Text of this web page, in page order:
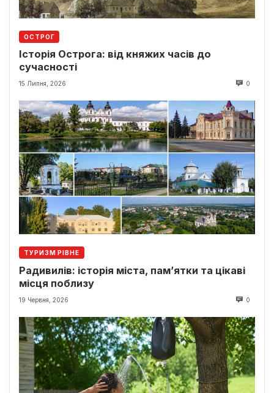
ОСТРОГ
Історія Острога: від княжих часів до
сучасності
15 Липня, 2026 0
ТУРИЗМ РІВНЕ
Радивилів: історія міста, пам’ятки та цікаві
місця поблизу
19 Червня, 2026 0